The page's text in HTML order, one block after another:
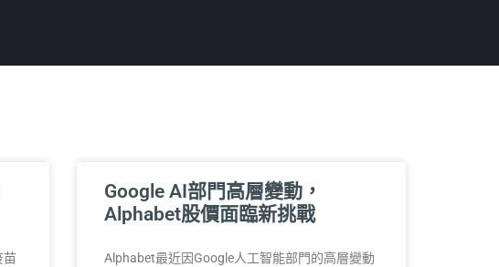
苗
Google AI部門高層變動，
Alphabet股價面臨新挑戰
Alphabet最近因Google人工智能部門的高層變動